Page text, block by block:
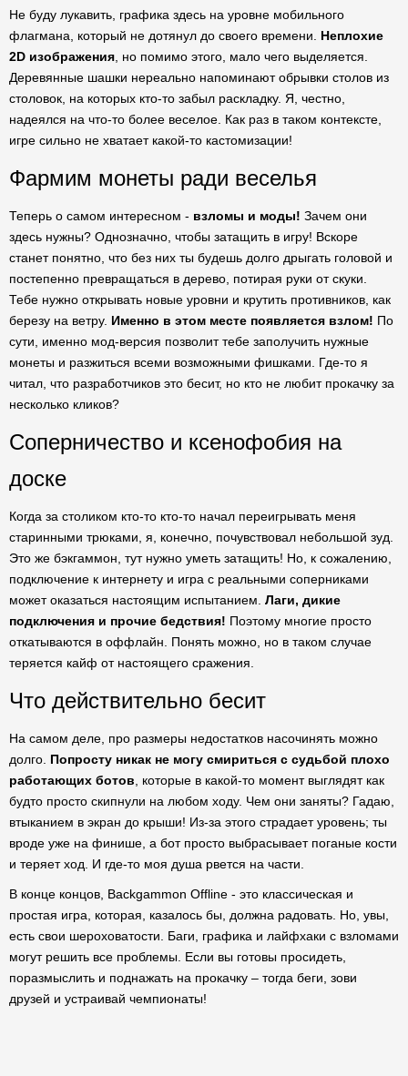
Не буду лукавить, графика здесь на уровне мобильного
флагмана, который не дотянул до своего времени. Неплохие
2D изображения , но помимо этого, мало чего выделяется.
Деревянные шашки нереально напоминают обрывки столов из
столовок, на которых кто-то забыл раскладку. Я, честно,
надеялся на что-то более веселое. Как раз в таком контексте,
игре сильно не хватает какой-то кастомизации!
Фармим монеты ради веселья
Теперь о самом интересном - взломы и моды! Зачем они
здесь нужны? Однозначно, чтобы затащить в игру! Вскоре
станет понятно, что без них ты будешь долго дрыгать головой и
постепенно превращаться в дерево, потирая руки от скуки.
Тебе нужно открывать новые уровни и крутить противников, как
березу на ветру. Именно в этом месте появляется взлом! По
сути, именно мод-версия позволит тебе заполучить нужные
монеты и разжиться всеми возможными фишками. Где-то я
читал, что разработчиков это бесит, но кто не любит прокачку за
несколько кликов?
Соперничество и ксенофобия на
доске
Когда за столиком кто-то кто-то начал переигрывать меня
старинными трюками, я, конечно, почувствовал небольшой зуд.
Это же бэкгаммон, тут нужно уметь затащить! Но, к сожалению,
подключение к интернету и игра с реальными соперниками
может оказаться настоящим испытанием. Лаги, дикие
подключения и прочие бедствия! Поэтому многие просто
откатываются в оффлайн. Понять можно, но в таком случае
теряется кайф от настоящего сражения.
Что действительно бесит
На самом деле, про размеры недостатков насочинять можно
долго. Попросту никак не могу смириться с судьбой плохо
работающих ботов , которые в какой-то момент выглядят как
будто просто скипнули на любом ходу. Чем они заняты? Гадаю,
втыканием в экран до крыши! Из-за этого страдает уровень; ты
вроде уже на финише, а бот просто выбрасывает поганые кости
и теряет ход. И где-то моя душа рвется на части.
В конце концов, Backgammon Offline - это классическая и
простая игра, которая, казалось бы, должна радовать. Но, увы,
есть свои шероховатости. Баги, графика и лайфхаки с взломами
могут решить все проблемы. Если вы готовы просидеть,
поразмыслить и поднажать на прокачку – тогда беги, зови
друзей и устраивай чемпионаты!